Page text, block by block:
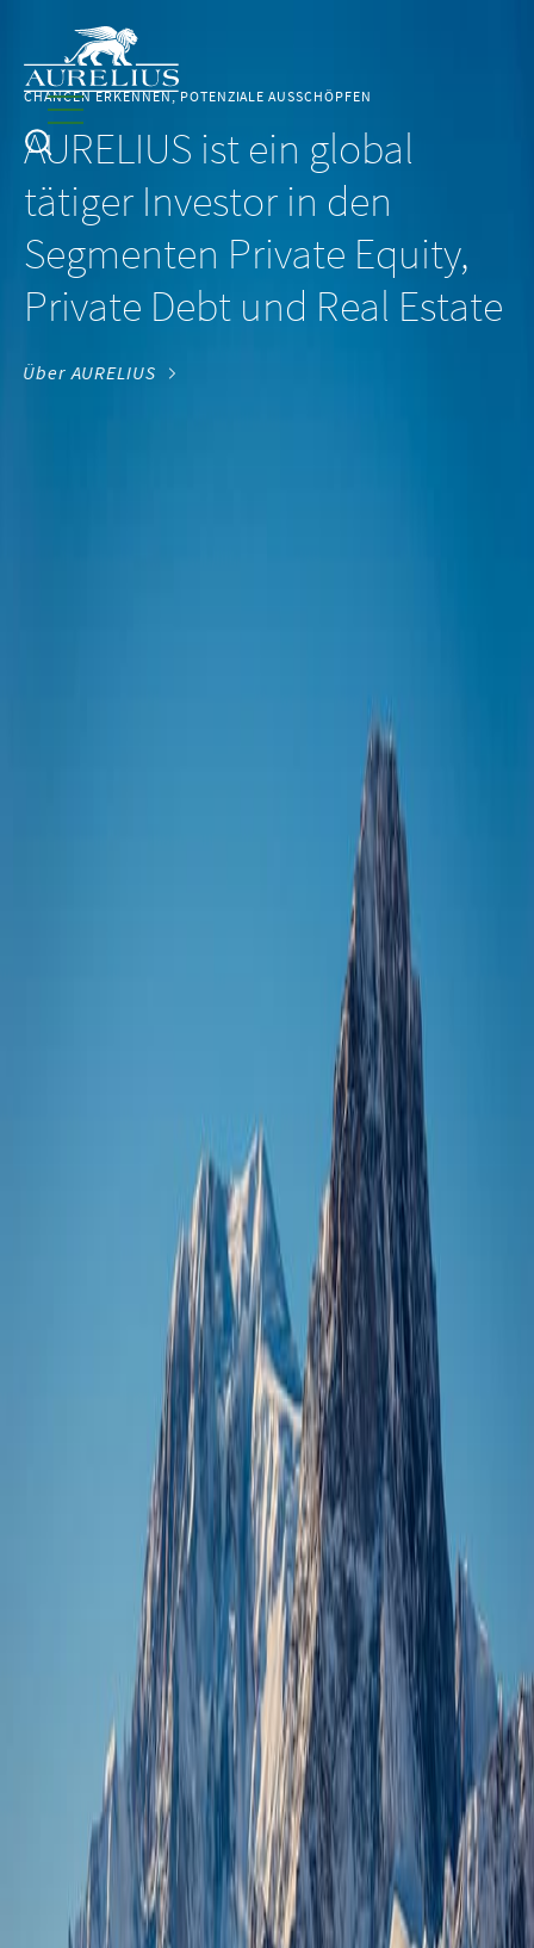
CHANCEN ERKENNEN, POTENZIALE AUSSCHÖPFEN
AURELIUS ist ein global
tätiger Investor in den
Segmenten Private Equity,
Private Debt und Real Estate
Über AURELIUS